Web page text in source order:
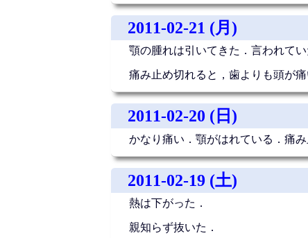
2011-02-21 (月)
顎の腫れは引いてきた．言われて
痛み止め切れると，歯よりも頭が
2011-02-20 (日)
かなり痛い．顎がはれている．痛
2011-02-19 (土)
熱は下がった．
親知らず抜いた．